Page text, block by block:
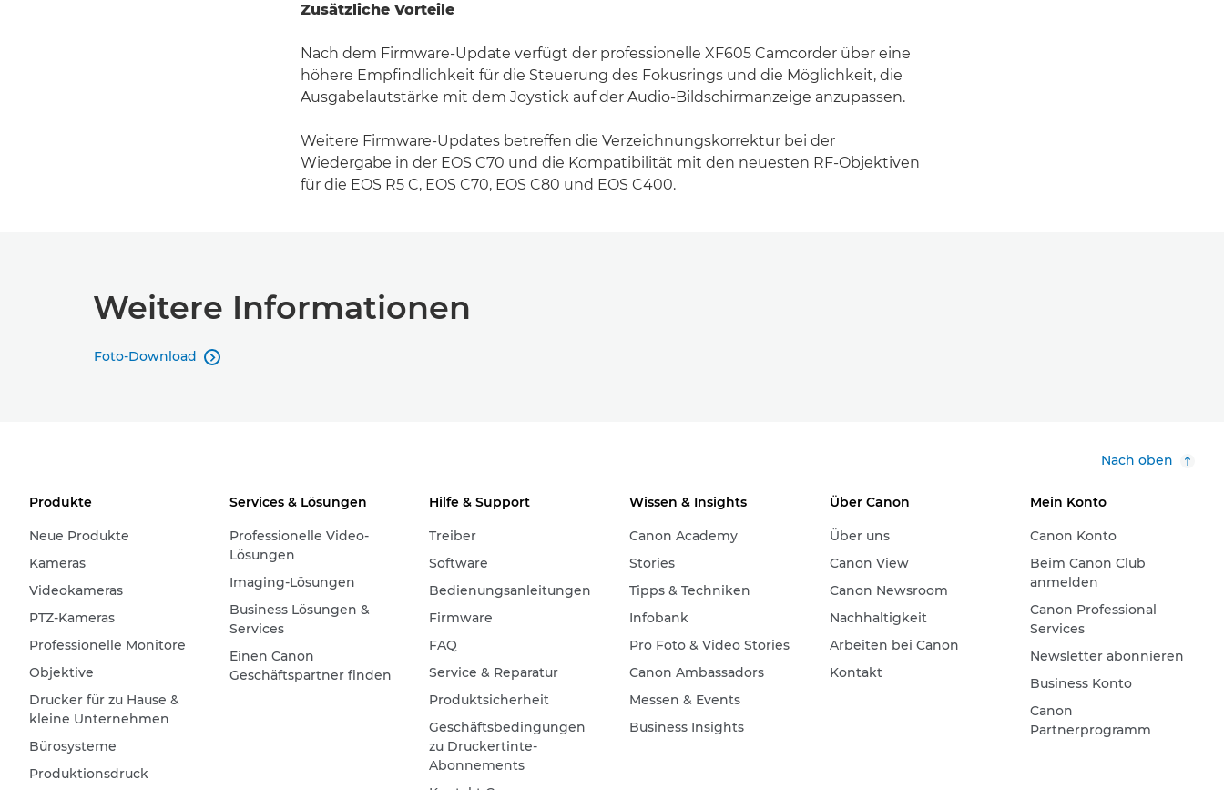
Zusätzliche Vorteile
Nach dem Firmware-Update verfügt der professionelle XF605 Camcorder über eine
höhere Empfindlichkeit für die Steuerung des Fokusrings und die Möglichkeit, die
Ausgabelautstärke mit dem Joystick auf der Audio-Bildschirmanzeige anzupassen.
Weitere Firmware-Updates betreffen die Verzeichnungskorrektur bei der
Wiedergabe in der EOS C70 und die Kompatibilität mit den neuesten RF-Objektiven
für die EOS R5 C, EOS C70, EOS C80 und EOS C400.
Weitere Informationen
Foto-Download 
Nach oben
Produkte
Neue Produkte
Kameras
Videokameras
PTZ-Kameras
Professionelle Monitore
Objektive
Drucker für zu Hause &
kleine Unternehmen
Bürosysteme
Produktionsdruck
Services & Lösungen
Professionelle Video-
Lösungen
Imaging-Lösungen
Business Lösungen &
Services
Einen Canon
Geschäftspartner finden
Hilfe & Support
Treiber
Software
Bedienungsanleitungen
Firmware
FAQ
Service & Reparatur
Produktsicherheit
Geschäftsbedingungen
zu Druckertinte-
Abonnements
Wissen & Insights
Canon Academy
Stories
Tipps & Techniken
Infobank
Pro Foto & Video Stories
Canon Ambassadors
Messen & Events
Business Insights
Über Canon
Über uns
Canon View
Canon Newsroom
Nachhaltigkeit
Arbeiten bei Canon
Kontakt
Mein Konto
Canon Konto
Beim Canon Club
anmelden
Canon Professional
Services
Newsletter abonnieren
Business Konto
Canon
Partnerprogramm